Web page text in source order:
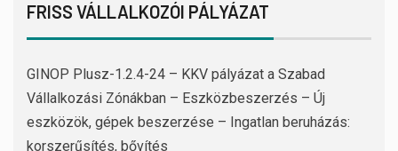
FRISS VÁLLALKOZÓI PÁLYÁZAT
GINOP Plusz-1.2.4-24 – KKV pályázat a Szabad
Vállalkozási Zónákban – Eszközbeszerzés – Új
eszközök, gépek beszerzése – Ingatlan beruházás:
korszerűsítés, bővítés